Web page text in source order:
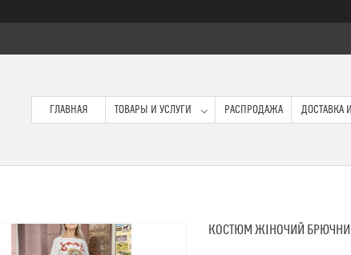
ГЛАВНАЯ ТОВАРЫ И УСЛУГИ РАСПРОДАЖА ДОСТАВКА
КОСТЮМ ЖІНОЧИЙ